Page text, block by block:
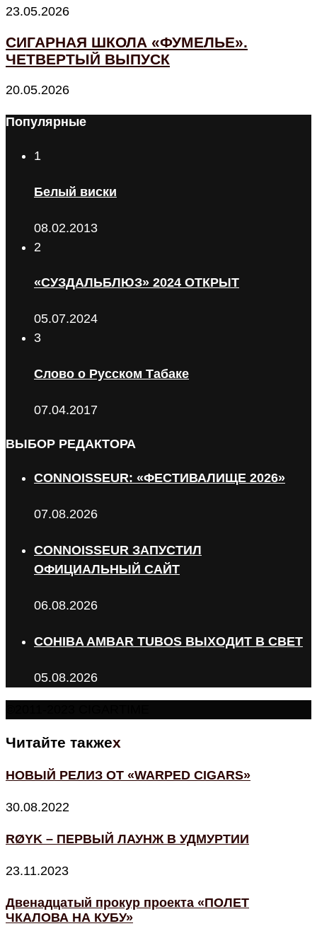
23.05.2026
СИГАРНАЯ ШКОЛА «ФУМЕЛЬЕ».
ЧЕТВЕРТЫЙ ВЫПУСК
20.05.2026
Популярные
1
Белый виски
08.02.2013
2
«СУЗДАЛЬБЛЮЗ» 2024 ОТКРЫТ
05.07.2024
3
Слово о Русском Табаке
07.04.2017
ВЫБОР РЕДАКТОРА
CONNOISSEUR: «ФЕСТИВАЛИЩЕ 2026»
07.08.2026
CONNOISSEUR ЗАПУСТИЛ
ОФИЦИАЛЬНЫЙ САЙТ
06.08.2026
COHIBA AMBAR TUBOS ВЫХОДИТ В СВЕТ
05.08.2026
Читайте такжеx
НОВЫЙ РЕЛИЗ ОТ «WARPED CIGARS»
30.08.2022
RØYK – ПЕРВЫЙ ЛАУНЖ В УДМУРТИИ
23.11.2023
Двенадцатый прокур проекта «ПОЛЕТ
ЧКАЛОВА НА КУБУ»